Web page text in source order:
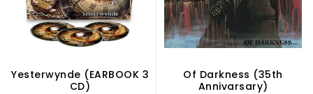
Yesterwynde (EARBOOK 3
CD)
Of Darkness (35th
Annivarsary)